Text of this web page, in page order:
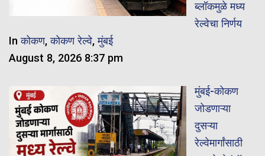
ब्लॉकमुळे मध्य
रेल्वेचा निर्णय
Inकोकण,कोकण रेल्वे,मुंबई
August 8, 2026 8:37 pm
मुंबई-कोकण
जोडणाऱ्या
दुसऱ्या
रेल्वेमार्गांसाठी